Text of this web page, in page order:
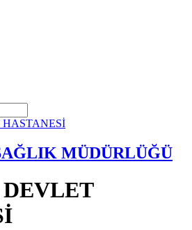
MÜDÜRLÜĞÜ